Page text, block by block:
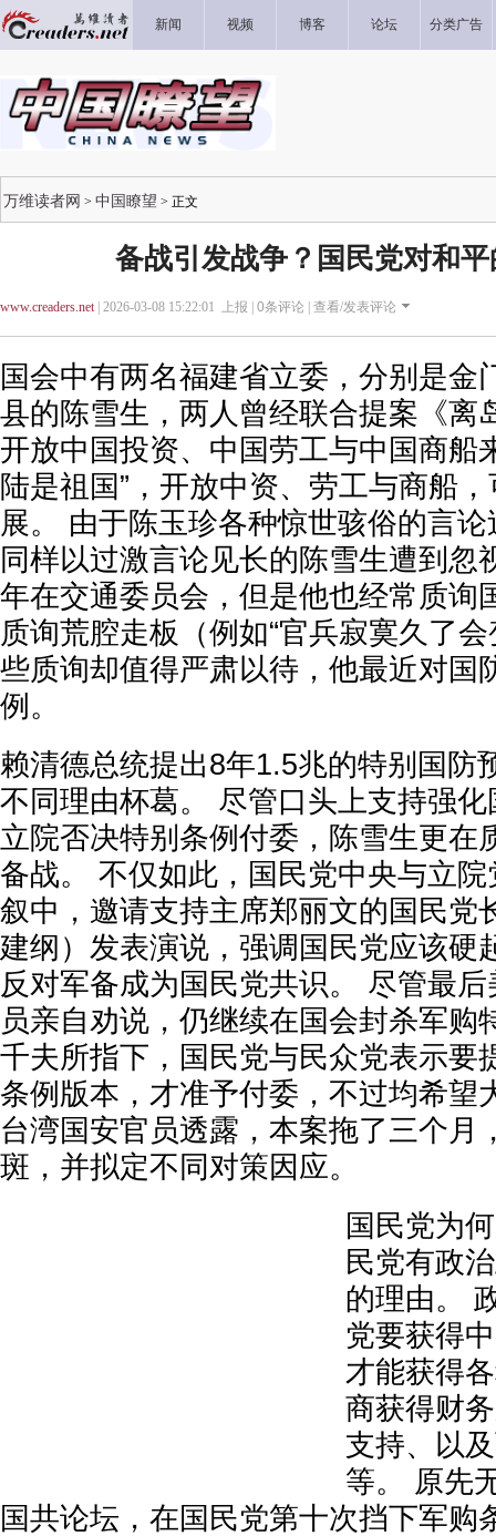
新闻 视频 博客 论坛 分类广告
万维读者网 > 中国瞭望 > 正文
备战引发战争？国民党对和
www.creaders.net| 2026-03-08 15:22:01 上报 | 0条评论 | 查看/发表评论
国会中有两名福建省立委，分别是金
县的陈雪生，两人曾经联合提案《离
开放中国投资、中国劳工与中国商船
陆是祖国”，开放中资、劳工与商船
展。 由于陈玉珍各种惊世骇俗的言
同样以过激言论见长的陈雪生遭到忽
年在交通委员会，但是他也经常质询
质询荒腔走板（例如“官兵寂寞久了
些质询却值得严肃以待，他最近对国
例。
赖清德总统提出8年1.5兆的特别国防
不同理由杯葛。 尽管口头上支持强
立院否决特别条例付委，陈雪生更在
备战。 不仅如此，国民党中央与立
叙中，邀请支持主席郑丽文的国民党
建纲）发表演说，强调国民党应该硬
反对军备成为国民党共识。 尽管最
员亲自劝说，仍继续在国会封杀军购
千夫所指下，国民党与民众党表示要
条例版本，才准予付委，不过均希望
台湾国安官员透露，本案拖了三个月
斑，并拟定不同对策因应。
国民党为
民党有政
的理由。
党要获得
才能获得
商获得财
支持、以
等。 原先
国共论坛，在国民党第十次挡下军购